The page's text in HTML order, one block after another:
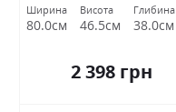
Ширина
80.0см
Висота
46.5см
Глибина
38.0см
2 398 грн